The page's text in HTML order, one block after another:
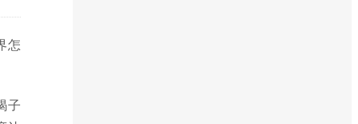
怎
子